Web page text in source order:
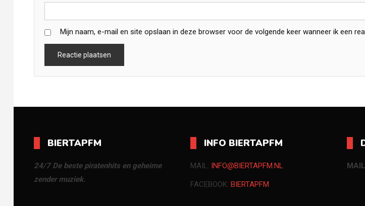
Mijn naam, e-mail en site opslaan in deze browser voor de volgende keer wanneer ik een
BIERTAPFM
24/7 De beste piratenhits en geheime
zender muziek.
INFO BIERTAPFM
MAIL: INFO@BIERTAPFM.NL
FACEBOOK: BIERTAPFM